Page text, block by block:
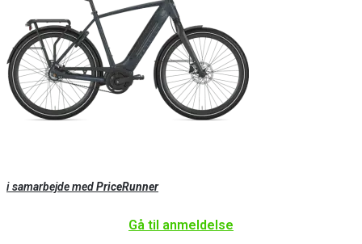
i samarbejde medPriceRunner
Gå til anmeldelse